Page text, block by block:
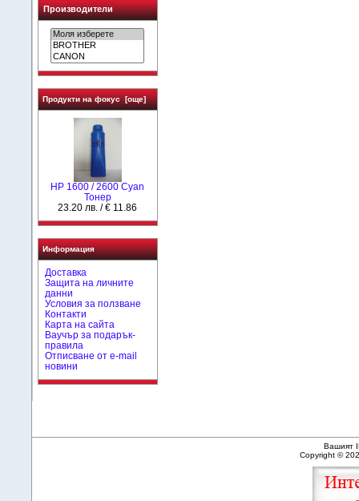
Производители
Продукти на фокус [още]
HР 1600 / 2600 Cyan
Тонер
23.20 лв. / € 11.86
Информация
Доставка
Защита на личните
данни
Условия за ползване
Контакти
Карта на сайта
Ваучър за подарък-
правила
Отписване от e-mail
новини
Вашият
Copyright ©